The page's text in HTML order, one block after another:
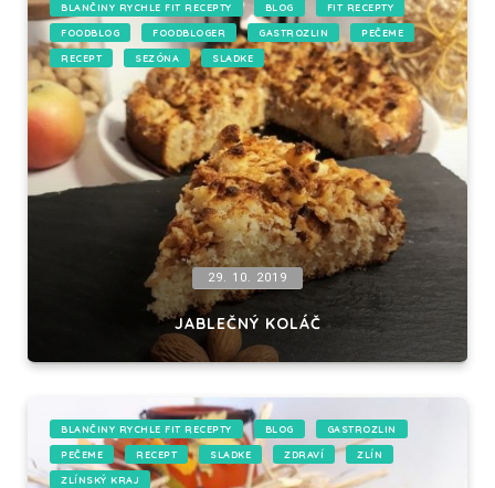
BLANČINY RYCHLE FIT RECEPTY BLOG FIT RECEPTY
FOODBLOG FOODBLOGER GASTROZLIN PEČEME
RECEPT SEZÓNA SLADKE
29. 10. 2019
JABLEČNÝ KOLÁČ
BLANČINY RYCHLE FIT RECEPTY BLOG GASTROZLIN
PEČEME RECEPT SLADKE ZDRAVÍ ZLÍN
ZLÍNSKÝ KRAJ